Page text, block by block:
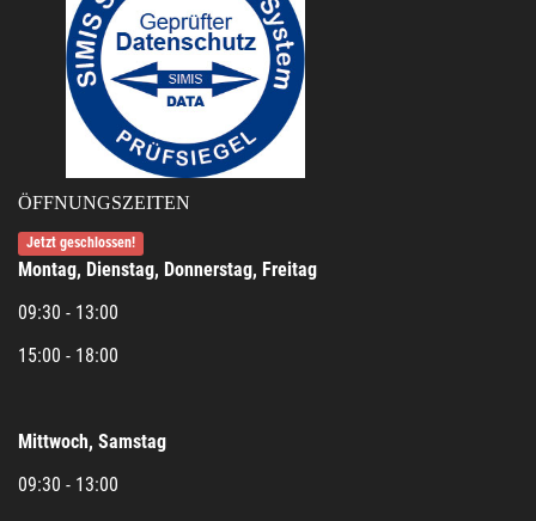
ÖFFNUNGSZEITEN
Jetzt geschlossen!
Montag, Dienstag, Donnerstag, Freitag
09:30 - 13:00
15:00 - 18:00
Mittwoch, Samstag
09:30 - 13:00